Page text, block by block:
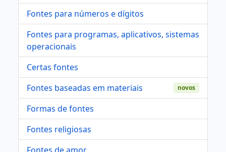
Fontes para números e dígitos
Fontes para programas, aplicativos, sistemas
operacionais
Certas fontes
Fontes baseadas em materiais
novos
Formas de fontes
Fontes religiosas